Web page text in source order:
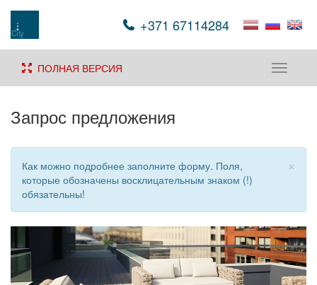
+371 67114284
Toggle
ПОЛНАЯ ВЕРСИЯ
Запрос предложения
×
Как можно подробнее заполните форму. Поля,
которые обозначены восклицательным знаком (!)
обязательны!